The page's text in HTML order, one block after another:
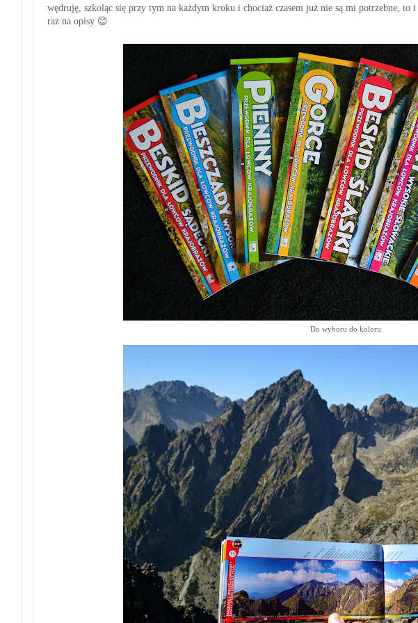
wędruję, szkoląc się przy tym na każdym kroku i chociaż czasem już nie są mi potrzebne, to
raz na opisy 😊
Do wyboru do koloru